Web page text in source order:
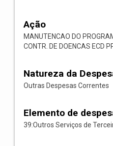
Ação
MANUTENCAO DO
CONTR. DE DOENCAS ECD
Natureza da
Outras Despesas Correntes
Elemento de
39:Outros Serviços de